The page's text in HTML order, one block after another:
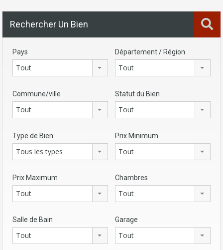
Rechercher Un Bien
Pays
Tout
Département / Région
Tout
Commune/ville
Tout
Statut du Bien
Tout
Type de Bien
Tous les types
Prix Minimum
Tout
Prix Maximum
Tout
Chambres
Tout
Salle de Bain
Tout
Garage
Tout